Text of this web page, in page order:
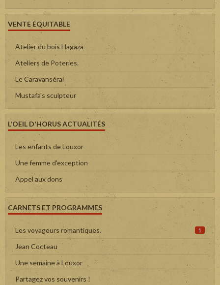
VENTE ÉQUITABLE
Atelier du bois Hagaza
Ateliers de Poteries.
Le Caravansérai
Mustafa's sculpteur
L'OEIL D'HORUS ACTUALITÉS
Les enfants de Louxor
Une femme d'exception
Appel aux dons
CARNETS ET PROGRAMMES
Les voyageurs romantiques. 1
Jean Cocteau
Une semaine à Louxor
Partagez vos souvenirs !